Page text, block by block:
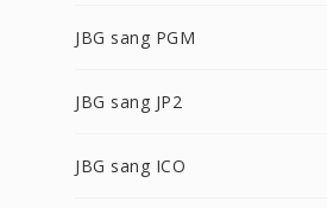
JBG sang PGM
JBG sang JP2
JBG sang ICO